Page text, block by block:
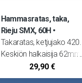
Hammasratas, taka,
Rieju SMX, 60H
Takaratas, ketjujako 420.
Keskiön halkaisija 62mm.
Sopii Motorhispania
RX50 08-, RYZ SM Pro,
29,90 €